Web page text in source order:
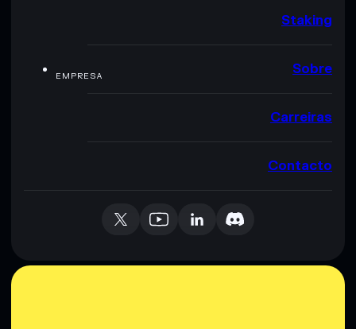
Staking
EMPRESA Sobre
Carreiras
Contacto